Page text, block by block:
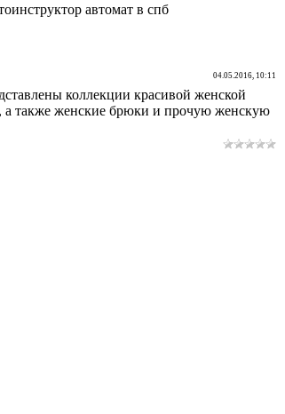
автомат в спб
04.05.2016, 10:11
коллекции красивой женской
а также женские брюки и прочую женскую